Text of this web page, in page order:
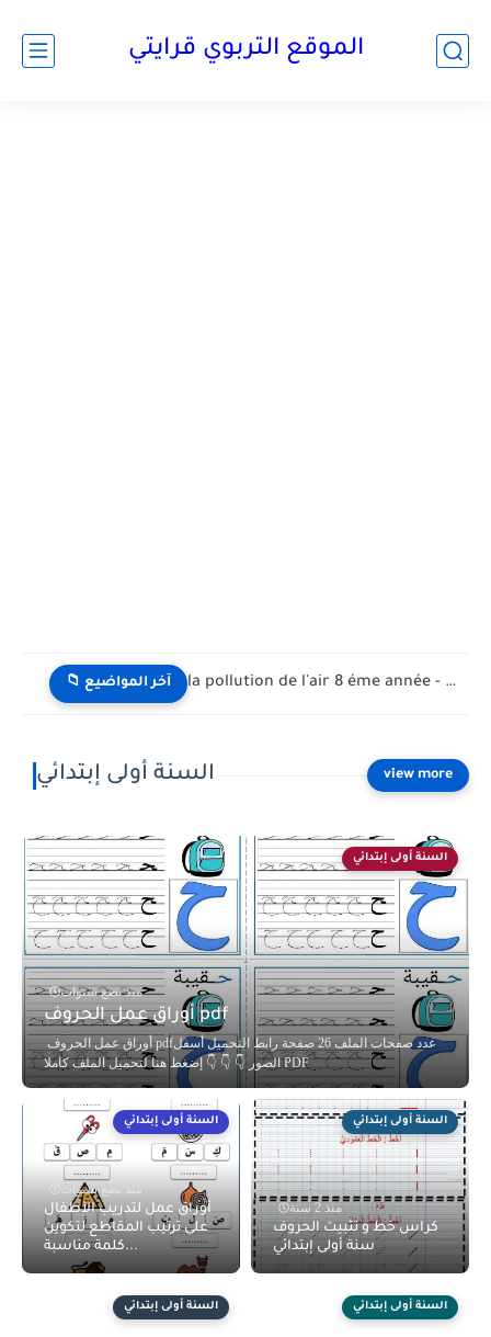
الموقع التربوي قرايتي
📁 آخر المواضيع la pollution de l'air 8 éme année - تلوث الهواء...
السنة أولى إبتدائي
السنة أولى إبتدائي
منذ بضع سنوات
أوراق عمل الحروف pdf
أوراق عمل الحروف pdfعدد صفحات الملف 26 صفحة رابط التحميل أسفل
الصور 👇 👇 👇 إضغط هنا لتحميل الملف كاملا PDF
السنة أولى إبتدائي
منذ بضع سنوات
أوراق عمل لتدريب الأطفال
على ترتيب المقاطع لتكوين
كلمة مناسبة...
السنة أولى إبتدائي
منذ 2 سنة
كراس خط و تثبيت الحروف
سنة أولى إبتدائي
السنة أولى إبتدائي السنة أولى إبتدائي